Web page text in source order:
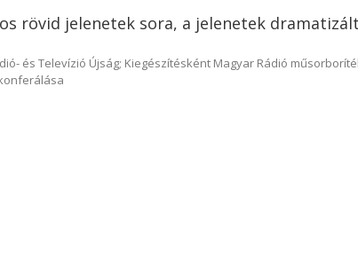
rövid jelenetek sora, a jelenetek
és Televízió Újság; Kiegészítésként Magyar Rádió